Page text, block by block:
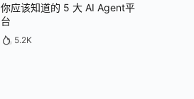
你应该知道的 5 大 AI Agent平
台
5.2K